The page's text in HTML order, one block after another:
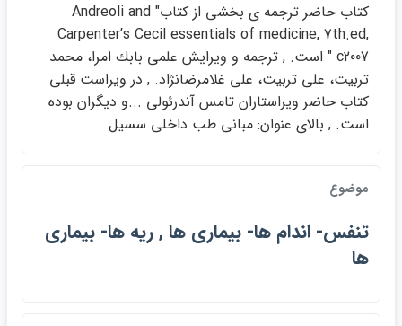
كتاب حاضر ترجمه ي بخشي از كتاب" Andreoli and
Carpenterʹs Cecil essentials of medicine, 7th.ed,
c2007 " است. , ترجمه و ويرايش علمي بابك امرا، محمد
تربيت، علي تربيت، علي غلامرضانژاد. , در ويراست قبلي
كتاب حاضر ويراستاران تامس آندرئولي ...و ديگران بوده
است. , بالاي عنوان: مباني طب داخلي سسيل
موضوع
تنفس- اندام ها- بيماري ها , ريه ها- بيماري
ها